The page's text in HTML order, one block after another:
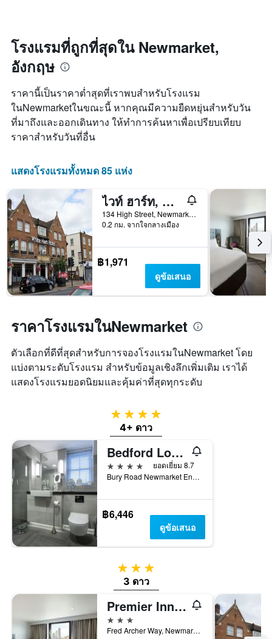
วัน
ผ่าน
แสดง
หมวด
หมู่
โรงแรม
ตาม
จำนวน
ดาว
แผนภูมิ
มี
Y
แกน
แสดง
ราคา
เฉลี่ย
ของ
ห้อง
พัก
ใน
ช่วง
สุด
ที่
ใน
ช่วง
วัน
วัน
ที่
เข้า
แผนภูมิ
มี
แกน
X
1
แสดง
วัน
ก่อน
การ
เข้า
พัก
แผนภูมิ
มี
แกน
Y
1
ดง
เฉลี่ย
ของ
ห้อง
พัก
โรงแรมที่ถูกที่สุดใน Newmarket,
อังกฤษ
ราคานี้เป็นราคาต่ำสุดที่เราพบสำหรับโรงแรม
ในNewmarketในขณะนี้ หากคุณมีความยืดหยุ่นสำหรับวัน
ที่มาถึงและออกเดินทาง ให้ทำการค้นหาเพื่อเปรียบเทียบ
ราคาสำหรับวันที่อื่น
แสดงโรงแรมทั้งหมด 85 แห่ง
ไวท์ ฮาร์ท, นิวมาร์เก็ต โดย มาร์สตันส์ อินน์
134 High Street, Newmarket, สหราชอาณาจักร
0.2 กม. จากใจกลางเมือง
฿1,971
ดูข้อเสนอ
ราคาโรงแรมในNewmarket
ตัวเลือกที่ดีที่สุดสำหรับการจองโรงแรมในNewmarket โดย
แบ่งตามระดับโรงแรม สำหรับข้อมูลเชิงลึกเพิ่มเติม เราได้
แสดงโรงแรมยอดนิยมและคุ้มค่าที่สุดทุกระดับ
4 ดาว
4+ ดาว
Bedford Lodge Hotel & Spa
4 ดาว
ยอดเยี่ยม 8.7
Bury Road Newmarket England Cb8 7Bx, Newmarket, สหราชอาณาจักร
฿6,446
ดูข้อเสนอ
3 ดาว
3 ดาว
Premier Inn Newmarket
3 ดาว
Fred Archer Way, Newmarket, สหราชอาณาจักร